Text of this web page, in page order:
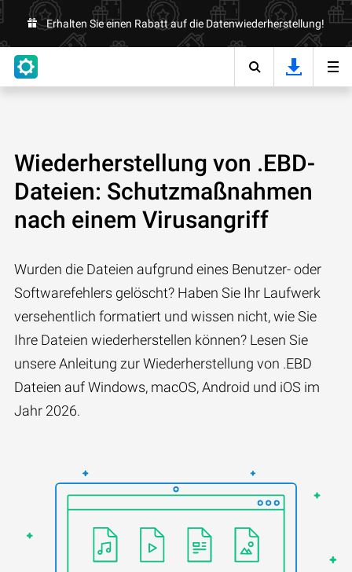
Erhalten Sie einen Rabatt auf die Datenwiederherstellung!
Wiederherstellung von .EBD-
Dateien: Schutzmaßnahmen
nach einem Virusangriff
Wurden die Dateien aufgrund eines Benutzer- oder
Softwarefehlers gelöscht? Haben Sie Ihr Laufwerk
versehentlich formatiert und wissen nicht, wie Sie
Ihre Dateien wiederherstellen können? Lesen Sie
unsere Anleitung zur Wiederherstellung von .EBD
Dateien auf Windows, macOS, Android und iOS im
Jahr 2026.